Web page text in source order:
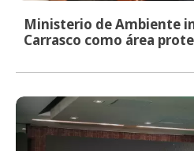
Ministerio de Ambiente
Carrasco como área